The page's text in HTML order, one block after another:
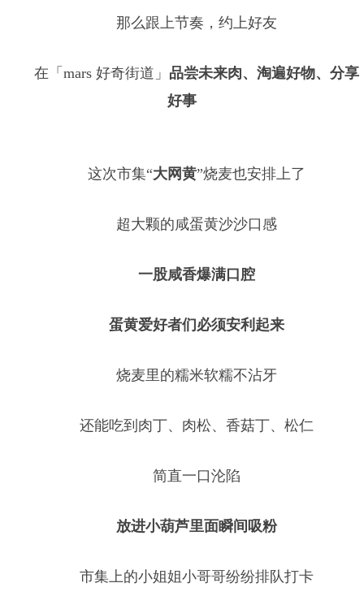
那么跟上节奏，约上好友
在「mars 好奇街道」 品尝未来肉、淘遍好物、分享
好事
这次市集“大网黄”烧麦也安排上了
超大颗的咸蛋黄沙沙口感
一股咸香爆满口腔
蛋黄爱好者们必须安利起来
烧麦里的糯米软糯不沾牙
还能吃到肉丁、肉松、香菇丁、松仁
简直一口沦陷
放进小葫芦里面瞬间吸粉
市集上的小姐姐小哥哥纷纷排队打卡